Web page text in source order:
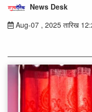
News Desk
Aug-07 , 2025 तारिख